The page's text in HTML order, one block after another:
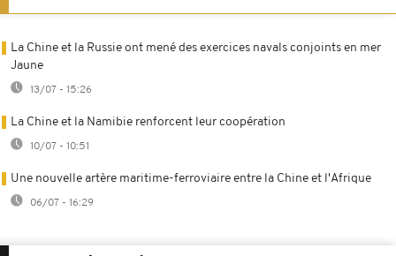
La Chine et la Russie ont mené des exercices navals conjoints en mer
Jaune
13/07 - 15:26
La Chine et la Namibie renforcent leur coopération
10/07 - 10:51
Une nouvelle artère maritime-ferroviaire entre la Chine et l'Afrique
06/07 - 16:29